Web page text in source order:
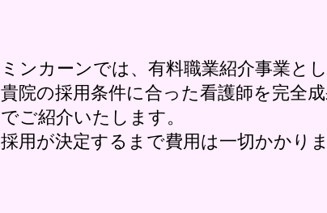
ミンカーンでは、有料職業紹介事業と
貴院の採用条件に合った看護師を完全
でご紹介いたします。
採用が決定するまで費用は一切かかり